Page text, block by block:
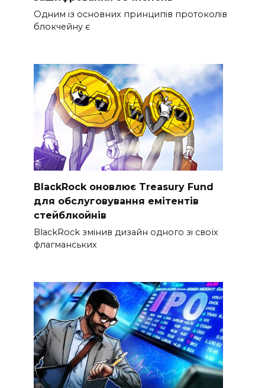
Одним із основних принципів протоколів
блокчейну є
BlackRock оновлює Treasury Fund
для обслуговування емітентів
стейблкойнів
BlackRock змінив дизайн одного зі своїх
флагманських